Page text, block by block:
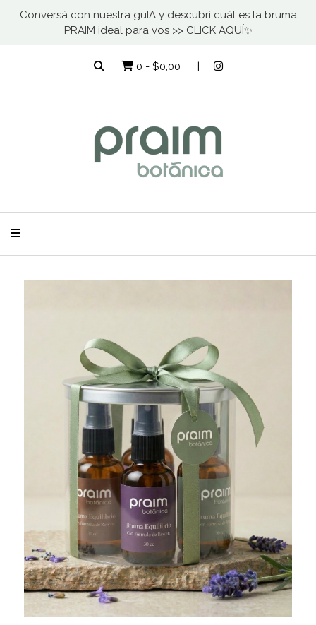
Conversá con nuestra guIA y descubrí cuál es la bruma
PRAIM ideal para vos >> CLICK AQUÍ✨
0 - $0,00